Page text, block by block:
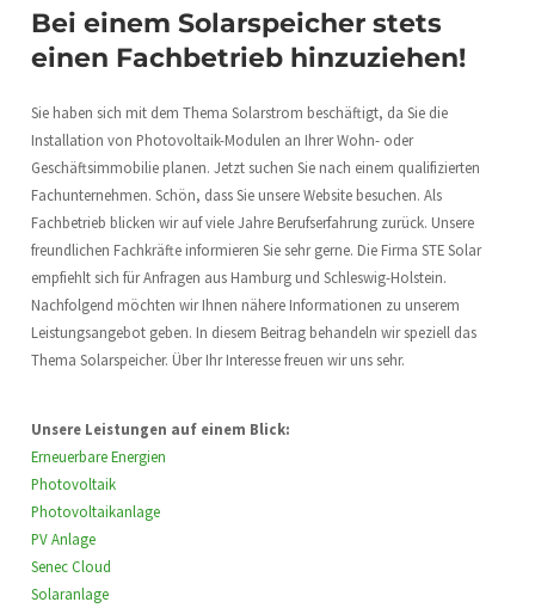
Bei einem Solarspeicher stets
einen Fachbetrieb hinzuziehen!
Sie haben sich mit dem Thema Solarstrom beschäftigt, da Sie die
Installation von Photovoltaik-Modulen an Ihrer Wohn- oder
Geschäftsimmobilie planen. Jetzt suchen Sie nach einem qualifizierten
Fachunternehmen. Schön, dass Sie unsere Website besuchen. Als
Fachbetrieb blicken wir auf viele Jahre Berufserfahrung zurück. Unsere
freundlichen Fachkräfte informieren Sie sehr gerne. Die Firma STE Solar
empfiehlt sich für Anfragen aus Hamburg und Schleswig-Holstein.
Nachfolgend möchten wir Ihnen nähere Informationen zu unserem
Leistungsangebot geben. In diesem Beitrag behandeln wir speziell das
Thema Solarspeicher. Über Ihr Interesse freuen wir uns sehr.
Unsere Leistungen auf einem Blick:
Erneuerbare Energien
Photovoltaik
Photovoltaikanlage
PV Anlage
Senec Cloud
Solaranlage